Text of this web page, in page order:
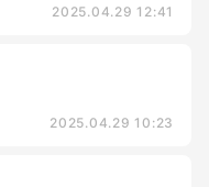
2025.04.29 12:41
2025.04.29 10:23